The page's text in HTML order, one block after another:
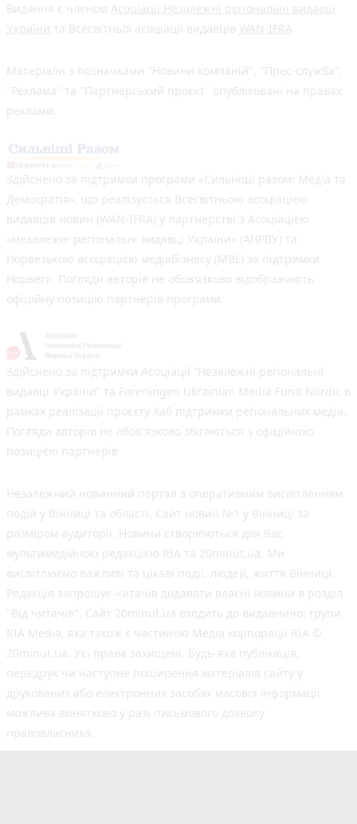
Видання є членом Асоціації Незалежні регіональні видавці
України та Всесвітньої асоціації видавців WAN-IFRA
Матеріали з позначками "Новини компаній", "Прес-служба",
"Реклама" та "Партнерський проєкт" опубліковані на правах
реклами.
Здійснено за підтримки програми «Сильніші разом: Медіа та
Демократія», що реалізується Всесвітньою асоціацією
видавців новин (WAN-IFRA) у партнерстві з Асоціацією
«Незалежні регіональні видавці України» (АНРВУ) та
Норвезькою асоціацією медіабізнесу (MBL) за підтримки
Норвегії. Погляди авторів не обов’язково відображають
офіційну позицію партнерів програми.
Здійснено за підтримки Асоціації “Незалежні регіональні
видавці України” та Foreningen Ukrainian Media Fund Nordic в
рамках реалізації проєкту Хаб підтримки регіональних медіа.
Погляди авторів не обов'язково збігаються з офіційною
позицією партнерів
Незалежний новинний портал з оперативним висвітленням
подій у Вінниці та області. Сайт новин №1 у Вінниці за
розміром аудиторії. Новини створюються для Вас
мультимедійною редакцією RIA та 20minut.ua. Ми
висвітлюємо важливі та цікаві події, людей, життя Вінниці.
Редакція запрошує читачів додавати власні новини в розділ
"Від читачів". Сайт 20minut.ua входить до видавничої групи
RIA Media, яка також є частиною Медіа корпорації RIA ©
20minut.ua. Усі права захищені. Будь-яка публiкацiя,
передрук чи наступне поширення матеріалів сайту у
друкованих або електронних засобах масової інформації
можлива винятково у разі письмового дозволу
правовласника.